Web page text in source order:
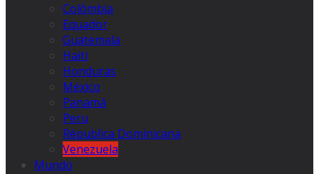
Colômbia
Equador
Guatemala
Haiti
Honduras
México
Panamá
Peru
Républica Dominicana
Venezuela
Mundo